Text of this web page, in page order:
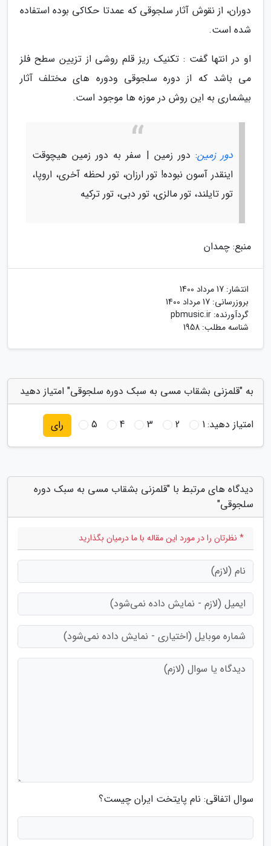
دوران، از نقوش آثار سلجوقی که عمدتا حکاکی بوده استفاده
شده است.
او در انتها گفت : تکنیک ریز قلم روشی از تزیین سطح فلز
می باشد که از دوره سلجوقی ودوره های مختلف آثار
بیشماری به این روش در موزه ها موجود است.
دور زمین: دور زمین | سفر به دور زمین هیچوقت
اینقدر آسون نبوده! تور ارزان، تور لحظه آخری، اروپا،
تور تایلند، تور مالزی، تور دبی، تور ترکیه
منبع: چمدان
انتشار: 17 مرداد 1400
بروزرسانی: 17 مرداد 1400
گردآورنده: pbmusic.ir
شناسه مطلب: 1958
به "قلمزنی بشقاب مسی به سبک دوره سلجوقی" امتیاز دهید
امتیاز دهید:1
2
3
4
5 رای
دیدگاه های مرتبط با "قلمزنی بشقاب مسی به سبک دوره
سلجوقی"
* نظرتان را در مورد این مقاله با ما درمیان بگذارید
سوال اتفاقی: نام پایتخت ایران چیست؟